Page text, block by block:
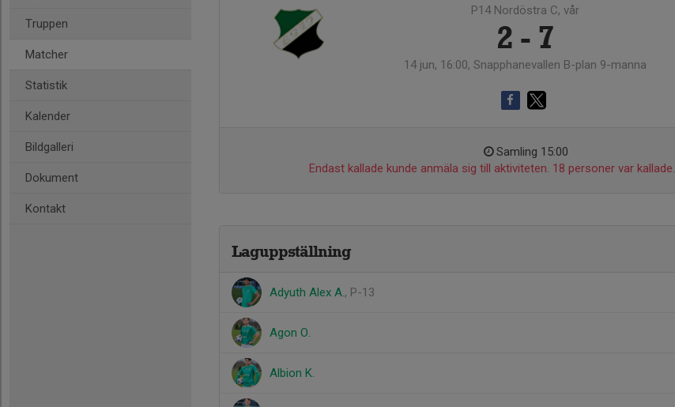
Truppen
Matcher
Statistik
Kalender
Bildgalleri
Dokument
Kontakt
P14 Nordöstra C, vår
2 - 7
14 jun, 16:00, Snapphanevallen B-plan 9-manna
Samling 15:00
Endast kallade kunde anmäla sig till aktiviteten. 18 personer var kallade.
Laguppställning
Adyuth Alex A., P-13
Agon O.
Albion K.